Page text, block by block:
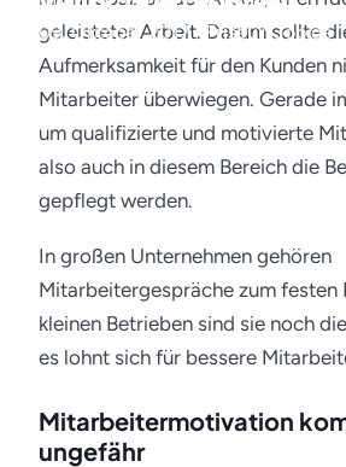
09. Oktober 2017 · Friseur-Job.de
geleisteter Arbeit. Darum sollte
Aufmerksamkeit für den Kunden
Mitarbeiter überwiegen. Gerade
um qualifizierte und motivierte
also auch in diesem Bereich die
gepflegt werden.
In großen Unternehmen gehören
Mitarbeitergespräche zum festen
kleinen Betrieben sind sie noch
es lohnt sich für bessere
Mitarbeitermotivation
ungefähr